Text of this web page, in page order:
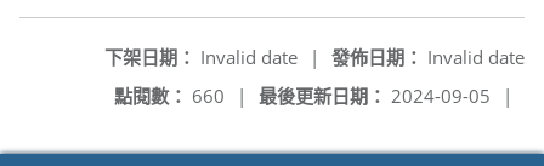
發佈日期： Invalid date
下架日期： Invalid date
|
最後更新日期： 2024-09-05 |
點閱數： 660 |